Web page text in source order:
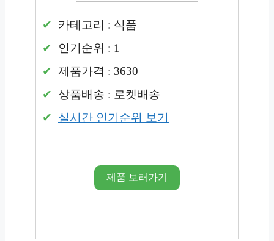
카테고리 : 식품
인기순위 : 1
제품가격 : 3630
상품배송 : 로켓배송
실시간 인기순위 보기
제품 보러가기